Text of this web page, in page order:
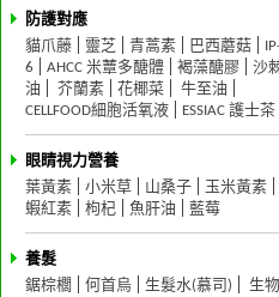
防護對應
貓爪藤
靈芝 青蒿素 巴西蘑菇
6
AHCC 米蕈多醣體 褐藻醣膠
沙
油
芥蘭素 花椰菜
牛至油
CELLFOOD細胞活氧液
ESSIAC 護士茶
眼睛視力營養
葉黃素
小米草 山桑子
玉米黃素
蝦紅素
枸杞 魚肝油 藍莓
養髮
鋸棕櫚
何首烏 生髮水(慕司)
生物